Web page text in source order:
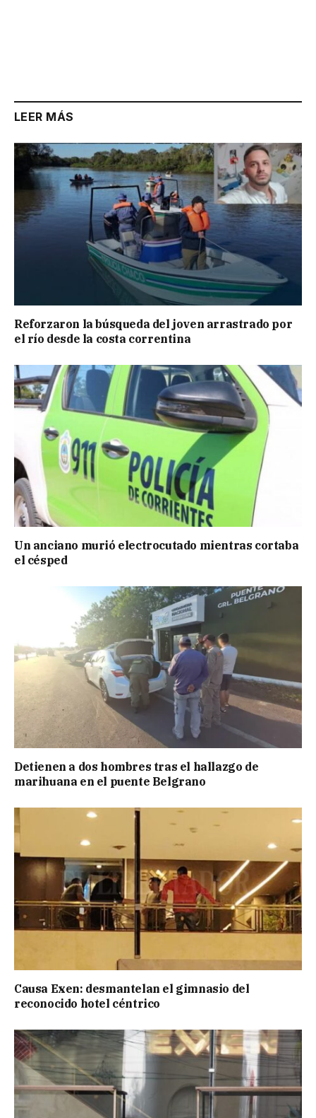
LEER MÁS
Reforzaron la búsqueda del joven arrastrado por
el río desde la costa correntina
Un anciano murió electrocutado mientras cortaba
el césped
Detienen a dos hombres tras el hallazgo de
marihuana en el puente Belgrano
Causa Exen: desmantelan el gimnasio del
reconocido hotel céntrico